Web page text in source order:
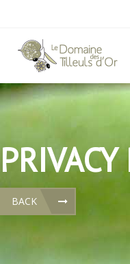
BACK